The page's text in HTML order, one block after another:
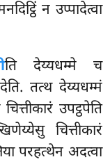
न उप्पादेत्वा
ति देय्यधम्मे च
तत्थ देय्यधम्मं
उपट्ठपेति
चित्तीकारं
परहत्थेन अदत्वा